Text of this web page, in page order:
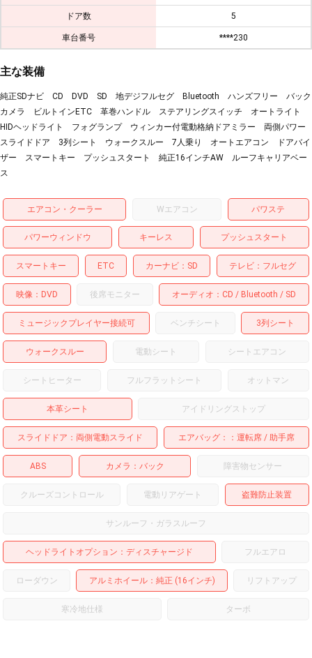
ドア数 5
車台番号 ****230
主な装備
純正SDナビ CD DVD SD 地デジフルセグ Bluetooth ハンズフリー バック
カメラ ビルトインETC 革巻ハンドル ステアリングスイッチ オートライト
HIDヘッドライト フォグランプ ウィンカー付電動格納ドアミラー 両側パワー
スライドドア 3列シート ウォークスルー 7人乗り オートエアコン ドアバイ
ザー スマートキー プッシュスタート 純正16インチAW ルーフキャリアベー
ス
エアコン・クーラー Wエアコン パワステ
パワーウィンドウ キーレス プッシュスタート
スマートキー ETC カーナビ SD テレビ フルセグ
映像 DVD 後席モニター オーディオ CD Bluetooth SD
ミュージックプレイヤー接続可 ベンチシート 3列シート
ウォークスルー 電動シート シートエアコン
シートヒーター フルフラットシート オットマン
本革シート アイドリングストップ
スライドドア 両側電動スライド エアバッグ： 運転席 助手席
ABS カメラ バック 障害物センサー
クルーズコントロール 電動リアゲート 盗難防止装置
サンルーフ・ガラスルーフ
ヘッドライトオプション ディスチャージド フルエアロ
ローダウン アルミホイール：純正 (16インチ) リフトアップ
寒冷地仕様 ターボ